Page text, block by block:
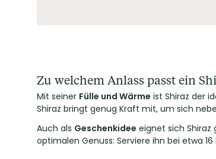
Zu welchem Anlass passt ein
Mit seiner Fülle und Wärme ist Shiraz der
Shiraz bringt genug Kraft mit, um sich
Auch als Geschenkidee eignet sich
optimalen Genuss: Serviere ihn bei etwa